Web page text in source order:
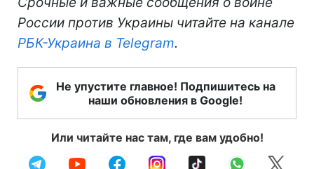
России против Украины читайте на канале
РБК-Украина в Telegram.
Не упустите главное! Подпишитесь на
наши обновления в Google!
Или читайте нас там, где вам удобно!